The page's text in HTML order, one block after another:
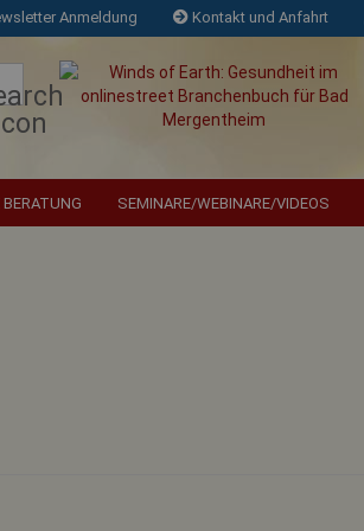
Anmeldung Kontakt und Anfahrt
Suche...
SEMINARE/WEBINARE/VIDEOS